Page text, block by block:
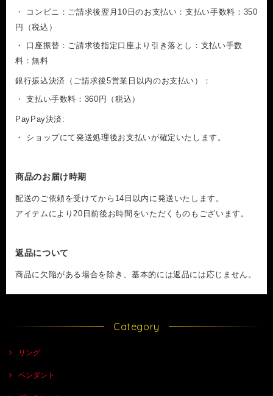
・ コンビニ：ご請求後翌月10日のお支払い：支払い手数料：350
円（税込）
・ 口座振替：ご請求後指定口座より引き落とし：支払い手数
料：無料
銀行振込決済（ご請求後5営業日以内のお支払い）：
・ 支払い手数料：360円（税込）
PayPay決済:
・ ショップにて発送処理後お支払いが確定いたします。
商品のお届け時期
配送のご依頼を受けてから14日以内に発送いたします。
アイテムにより20日前後お時間をいただくものもございます。
返品について
商品に欠陥がある場合を除き、基本的には返品には応じません。
Category
リング
ペンダント